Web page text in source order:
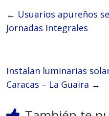
← ‎Usuarios apureños
Jornadas Integrales
Instalan luminarias
Caracas – La Guaira →